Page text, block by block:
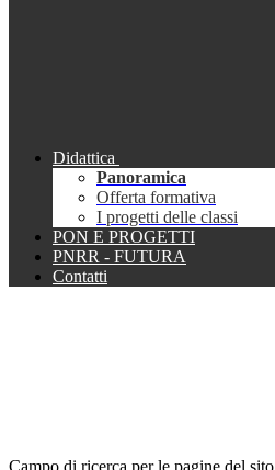
Didattica
Panoramica
Offerta formativa
I progetti delle classi
PON E PROGETTI
PNRR - FUTURA
Contatti